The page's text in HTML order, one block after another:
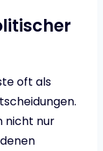
oft als
nicht nur